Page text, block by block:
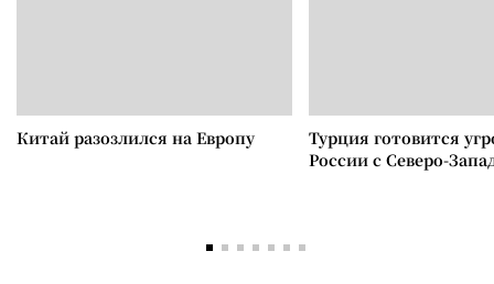
Китай разозлился на Европу
Турция готовится
России с Северо-